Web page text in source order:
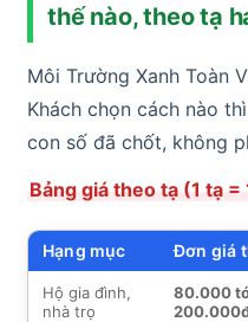
thế nào, theo tạ
Môi Trường Xanh Toàn
Khách chọn cách nào
con số đã chốt, không
Bảng giá theo tạ (1 tạ =
Hạng mục Đơn giá
Hộ gia đình,
nhà trọ
80.000